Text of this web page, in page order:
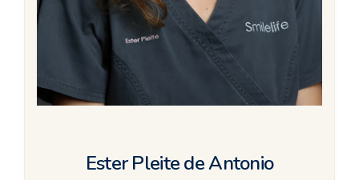
Ester Pleite de Antonio